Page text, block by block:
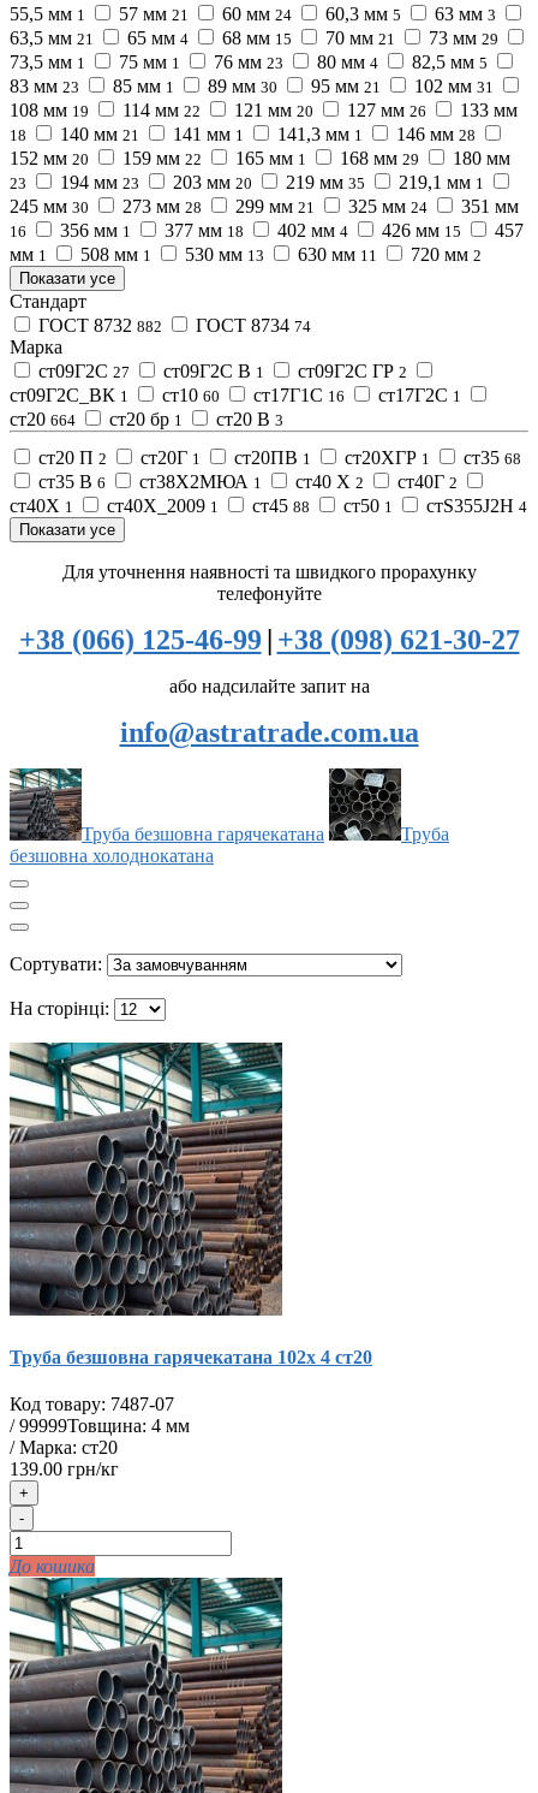
55,5 мм 1 57 мм 21 60 мм 24 60,3 мм 5 63 мм 3
63,5 мм 21 65 мм 4 68 мм 15 70 мм 21 73 мм 29
73,5 мм 1 75 мм 1 76 мм 23 80 мм 4 82,5 мм 5
83 мм 23 85 мм 1 89 мм 30 95 мм 21 102 мм 31
108 мм 19 114 мм 22 121 мм 20 127 мм 26 133 мм
18 140 мм 21 141 мм 1 141,3 мм 1 146 мм 28
152 мм 20 159 мм 22 165 мм 1 168 мм 29 180 мм
23 194 мм 23 203 мм 20 219 мм 35 219,1 мм 1
245 мм 30 273 мм 28 299 мм 21 325 мм 24 351 мм
16 356 мм 1 377 мм 18 402 мм 4 426 мм 15
457
мм 1 508 мм 1 530 мм 13 630 мм 11 720 мм 2
Показати усе
Стандарт
ГОСТ 8732 882 ГОСТ 8734 74
Марка
ст09Г2С 27 ст09Г2С В 1 ст09Г2С ГР 2
ст09Г2С_ВК 1 ст10 60 ст17Г1С 16 ст17Г2С 1
ст20 664 ст20 бр 1 ст20 В 3
ст20 П 2 ст20Г 1 ст20ПВ 1 ст20ХГР 1 ст35 68
ст35 В 6 ст38Х2МЮА 1 ст40 Х 2 ст40Г 2
ст40Х 1 ст40Х_2009 1 ст45 88 ст50 1 стS355J2H 4
Показати усе
Для уточнення наявності та швидкого прорахунку
телефонуйте
+38 (066) 125-46-99 | +38 (098) 621-30-27
або надсилайте запит на
info@astratrade.com.ua
Труба безшовна гарячекатана
Труба
безшовна холоднокатана
Сортувати:
На сторінці:
Труба безшовна гарячекатана 102х 4 ст20
Код товару: 7487-07
/99999Товщина: 4 мм
/ Марка: ст20
139.00 грн/кг
+
-
До кошика